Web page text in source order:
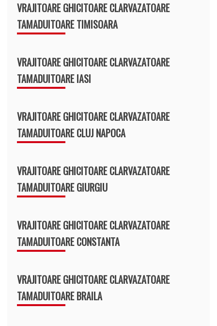
VRAJITOARE GHICITOARE CLARVAZATOARE
TAMADUITOARE TIMISOARA
VRAJITOARE GHICITOARE CLARVAZATOARE
TAMADUITOARE IASI
VRAJITOARE GHICITOARE CLARVAZATOARE
TAMADUITOARE CLUJ NAPOCA
VRAJITOARE GHICITOARE CLARVAZATOARE
TAMADUITOARE GIURGIU
VRAJITOARE GHICITOARE CLARVAZATOARE
TAMADUITOARE CONSTANTA
VRAJITOARE GHICITOARE CLARVAZATOARE
TAMADUITOARE BRAILA